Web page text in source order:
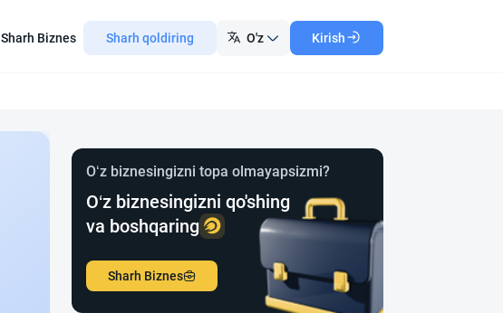
Sharh Biznes Sharh qoldiring O'z Kirish
O‘z biznesingizni topa olmayapsizmi?
O‘z biznesingizni qo'shing
va boshqaring
Sharh Biznes